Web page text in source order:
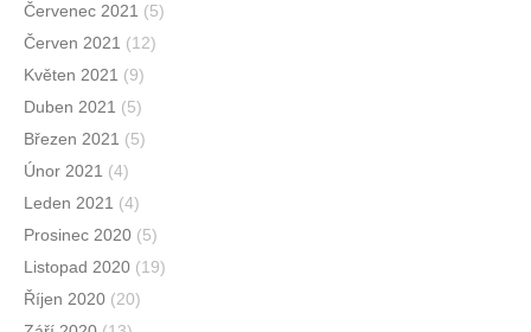
Červenec 2021 (5)
Červen 2021 (12)
Květen 2021 (9)
Duben 2021 (5)
Březen 2021 (5)
Únor 2021 (4)
Leden 2021 (4)
Prosinec 2020 (5)
Listopad 2020 (19)
Říjen 2020 (20)